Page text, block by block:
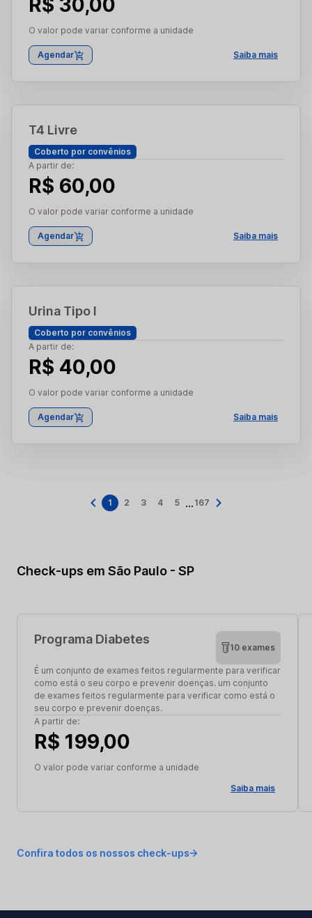
R$ 30,00
O valor pode variar conforme a unidade
Agendar Saiba mais
T4 Livre
Coberto por convênios
A partir de:
R$ 60,00
O valor pode variar conforme a unidade
Agendar Saiba mais
Urina Tipo I
Coberto por convênios
A partir de:
R$ 40,00
O valor pode variar conforme a unidade
Agendar Saiba mais
1 2 3 4 5 ... 167
Check-ups em São Paulo - SP
Programa Diabetes
10 exames
É um conjunto de exames feitos regularmente para verificar
como está o seu corpo e prevenir doenças. um conjunto
de exames feitos regularmente para verificar como está o
seu corpo e prevenir doenças.
A partir de:
R$ 199,00
O valor pode variar conforme a unidade
Saiba mais
Confira todos os nossos check-ups